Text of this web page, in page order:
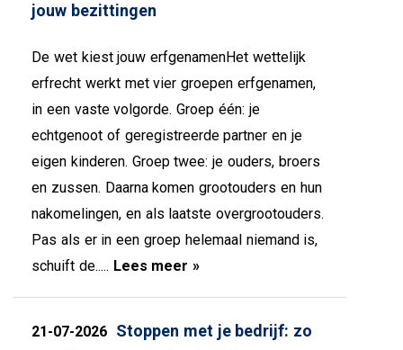
jouw bezittingen
De wet kiest jouw erfgenamenHet wettelijk
erfrecht werkt met vier groepen erfgenamen,
in een vaste volgorde. Groep één: je
echtgenoot of geregistreerde partner en je
eigen kinderen. Groep twee: je ouders, broers
en zussen. Daarna komen grootouders en hun
nakomelingen, en als laatste overgrootouders.
Pas als er in een groep helemaal niemand is,
schuift de..... Lees meer »
21-07-2026 Stoppen met je bedrijf: zo